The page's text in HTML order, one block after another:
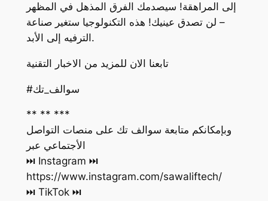
إلى المراهقة! سيصدمك الفرق المذهل في المظهر
– لن تصدق عينيك! هذه التكنولوجيا ستغير صناعة
الترفيه إلى الأبد.
تابعنا الان للمزيد من الاخبار التقنية
#سوالف_تك
** ** ***
وبإمكانكم متابعة سوالف تك على منصات التواصل
الأجتماعي عبر
https://www.instagram.com/sawaliftech/